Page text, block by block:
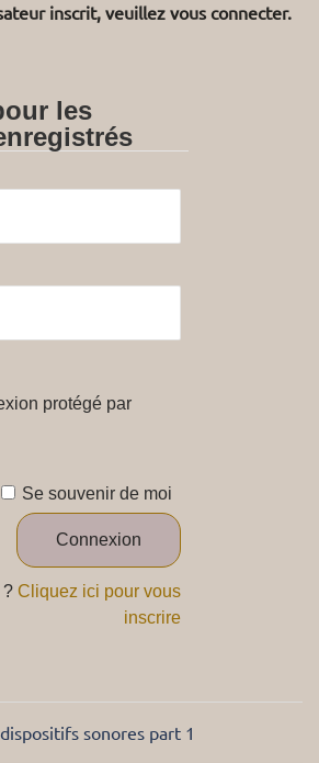
inscrit, veuillez vous connecter.
les
protégé par
Se souvenir de moi
?Cliquez ici pour vous
inscrire
sonores part 1